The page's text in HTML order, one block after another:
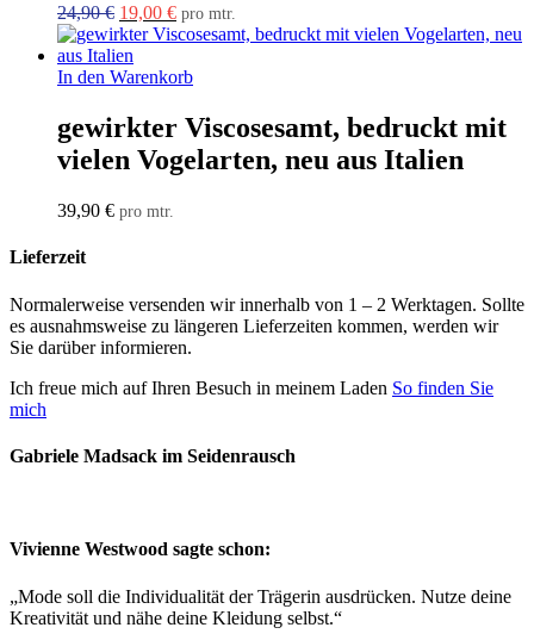
24,90€ Ursprünglicher
Preis
war:
24,90 €
19,00 €Aktueller
Preis
19,00 €.
pro mtr.
In den Warenkorb
gewirkter Viscosesamt, bedruckt mit
vielen Vogelarten, neu aus Italien
39,90 € pro mtr.
Lieferzeit
Normalerweise versenden wir innerhalb von 1 – 2 Werktagen. Sollte
es ausnahmsweise zu längeren Lieferzeiten kommen, werden wir
Sie darüber informieren.
Ich freue mich auf Ihren Besuch in meinem Laden So finden Sie
mich
Gabriele Madsack im Seidenrausch
Vivienne Westwood sagte schon:
„Mode soll die Individualität der Trägerin ausdrücken. Nutze deine
Kreativität und nähe deine Kleidung selbst.“